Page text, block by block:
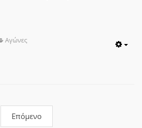
Αγώνες
Επόμενο